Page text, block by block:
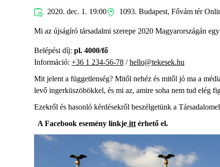
2020. dec. 1. 19:00 1093. Budapest, Fővám tér
Mi az újságíró társadalmi szerepe 2020 Magyarországán
Belépési díj: pl. 4000/fő
Információ: +36 1 234-56-78 /hello@tekesek.hu
Mit jelent a függetlenség? Mitől nehéz és mitől jó ma a
levő ingerküszöbökkel, és mi az, amire soha nem tud elég
Ezekről és hasonló kérdésekről beszélgetünk a
A Facebook esemény linkje itt érhető el.